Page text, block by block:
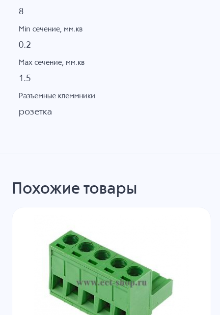
8
Min сечение, мм.кв
0.2
Max сечение, мм.кв
1.5
Разъемные клеммники
розетка
Похожие товары